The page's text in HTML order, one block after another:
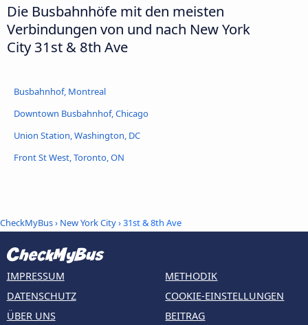
Die Busbahnhöfe mit den meisten
Verbindungen von und nach New York
City 31st & 8th Ave
Busbahnhof, Montreal
Downtown Busbahnhof, Chicago
Union Station, Washington, DC
Front St West, Toronto, ON
CheckMyBus› New York City› 31st & 8th Ave
IMPRESSUM
DATENSCHUTZ
ÜBER UNS
METHODIK
COOKIE-EINSTELLUNGEN
BEITRAG